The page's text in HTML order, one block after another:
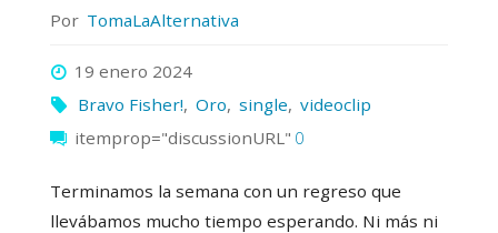
Por TomaLaAlternativa
19 enero 2024
Bravo Fisher!, Oro, single, videoclip
itemprop="discussionURL" 0
Terminamos la semana con un regreso que
llevábamos mucho tiempo esperando. Ni más ni